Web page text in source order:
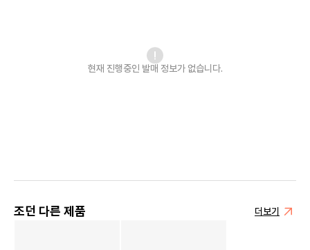
현재 진행중인 발매 정보가 없습니다.
조던 다른 제품 더보기